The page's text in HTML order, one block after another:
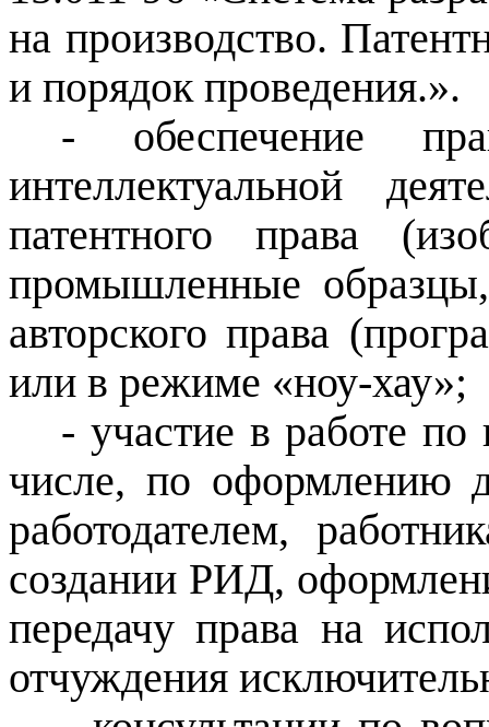
на производство.
и порядок проведения.».
- обеспечение
интеллектуальной
патентного права
промышленные
авторского права
или в режиме «ноу-хау»;
- участие в работе
числе, по оформлению
работодателем,
создании РИД,
передачу права на
отчуждения